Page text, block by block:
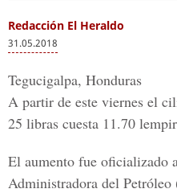
Redacción El Heraldo
31.05.2018
Tegucigalpa, Honduras
A partir de este viernes el
25 libras cuesta 11.70
El aumento fue oficializado
Administradora del Petróleo